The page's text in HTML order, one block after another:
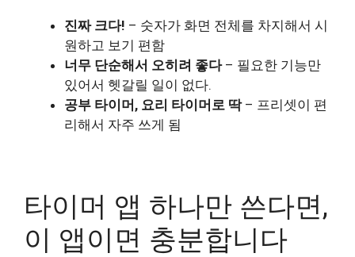
진짜 크다! – 숫자가 화면 전체를 차지해서 시
원하고 보기 편함
너무 단순해서 오히려 좋다– 필요한 기능만
있어서 헷갈릴 일이 없다.
공부 타이머, 요리 타이머로 딱– 프리셋이 편
리해서 자주 쓰게 됨
타이머 앱 하나만 쓴다면,
이 앱이면 충분합니다